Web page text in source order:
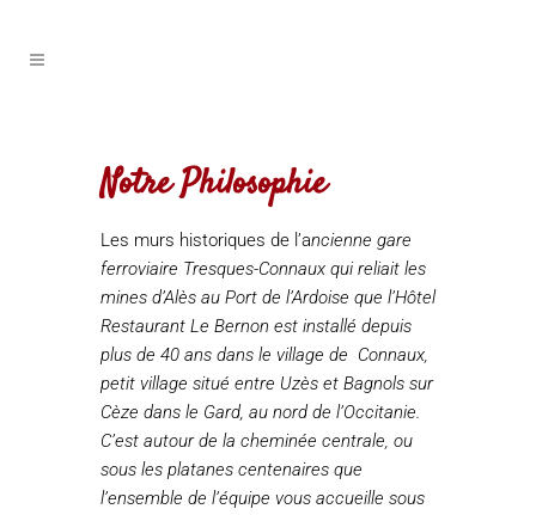
Notre Philosophie
Les murs historiques de l’ancienne gare
ferroviaire Tresques-Connaux qui reliait les
mines d’Alès au Port de l’Ardoise que l’Hôtel
Restaurant Le Bernon est installé depuis
plus de 40 ans dans le village de Connaux,
petit village situé entre Uzès et Bagnols sur
Cèze dans le Gard, au nord de l’Occitanie.
C’est autour de la cheminée centrale, ou
sous les platanes centenaires que
l’ensemble de l’équipe vous accueille sous